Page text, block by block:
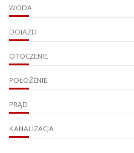
WODA
DOJAZD
OTOCZENIE
POŁOŻENIE
PRĄD
KANALIZACJA